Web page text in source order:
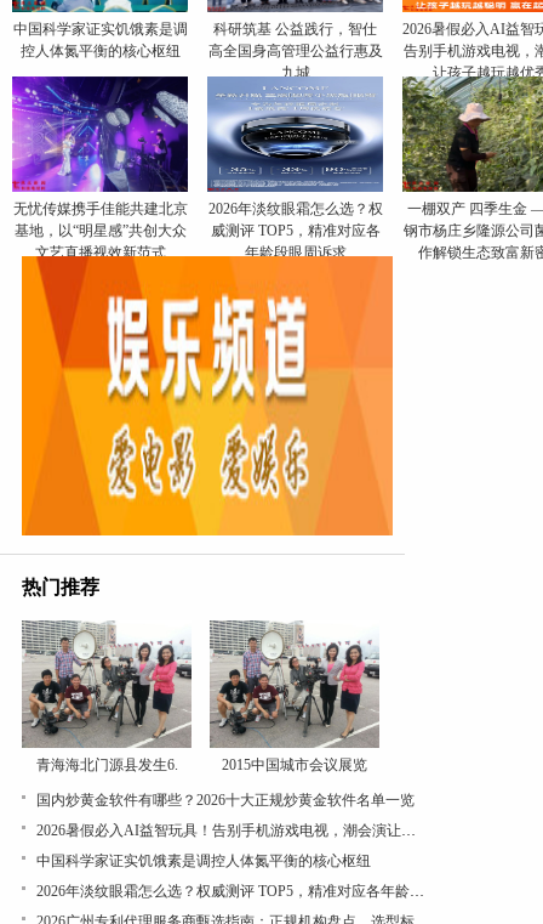
中国科学家证实饥饿素是调
控人体氮平衡的核心枢纽
科研筑基 公益践行，智仕
高全国身高管理公益行惠及
九城
2026暑假必入AI益智
告别手机游戏电视，
让孩子越玩越优
无忧传媒携手佳能共建北京
基地，以“明星感”共创大众
文艺直播视效新范式
​2026年淡纹眼霜怎么选？权
威测评 TOP5，精准对应各
年龄段眼周诉求
一棚双产 四季生金
钢市杨庄乡隆源公司
作解锁生态致富新
热门推荐
青海海北门源县发生6. 2015中国城市会议展览
国内炒黄金软件有哪些？2026十大正规炒黄金软件名单一览
中国科学家证实饥饿素是调控人体氮平衡的核心枢纽